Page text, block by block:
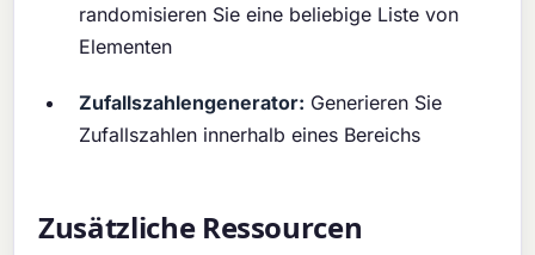
randomisieren Sie eine beliebige Liste von
Elementen
Zufallszahlengenerator: Generieren Sie
Zufallszahlen innerhalb eines Bereichs
Zusätzliche Ressourcen